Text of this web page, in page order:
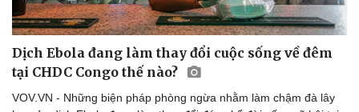
Dịch Ebola đang làm thay đổi cuộc sống về đêm
tại CHDC Congo thế nào?
VOV.VN - Những biện pháp phòng ngừa nhằm làm chậm đà lây